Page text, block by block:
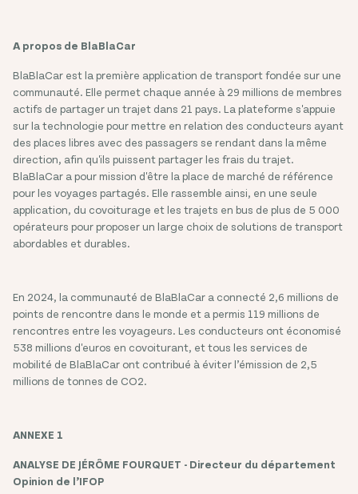
A propos de BlaBlaCar
BlaBlaCar est la première application de transport fondée sur une
communauté. Elle permet chaque année à 29 millions de membres
actifs de partager un trajet dans 21 pays. La plateforme s'appuie
sur la technologie pour mettre en relation des conducteurs ayant
des places libres avec des passagers se rendant dans la même
direction, afin qu'ils puissent partager les frais du trajet.
BlaBlaCar a pour mission d'être la place de marché de référence
pour les voyages partagés. Elle rassemble ainsi, en une seule
application, du covoiturage et les trajets en bus de plus de 5 000
opérateurs pour proposer un large choix de solutions de transport
abordables et durables.
En 2024, la communauté de BlaBlaCar a connecté 2,6 millions de
points de rencontre dans le monde et a permis 119 millions de
rencontres entre les voyageurs. Les conducteurs ont économisé
538 millions d'euros en covoiturant, et tous les services de
mobilité de BlaBlaCar ont contribué à éviter l’émission de 2,5
millions de tonnes de CO2.
ANNEXE 1
ANALYSE DE JÉRÔME FOURQUET - Directeur du département
Opinion de l’IFOP